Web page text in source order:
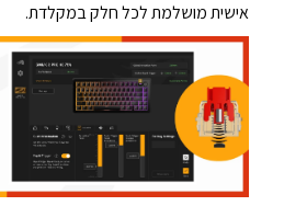
אישית מושלמת לכל חלק במקלדת.